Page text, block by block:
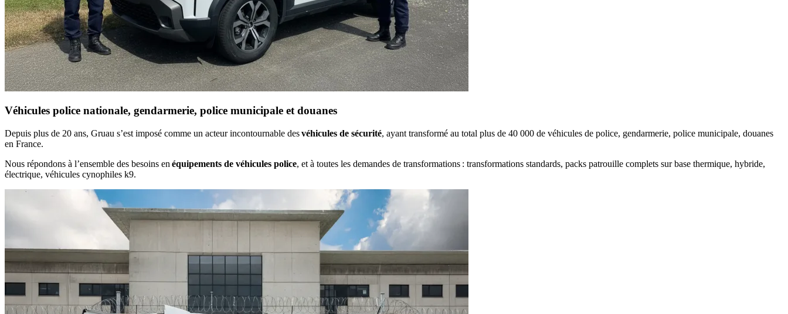
Véhicules police nationale, gendarmerie, police municipale et douanes
Depuis plus de 20 ans, Gruau s’est imposé comme un acteur incontournable desvéhicules de sécurité, ayant transformé au total plus de 40 000 de véhicules de police, gendarmerie, police municipale, douanes
en France.
Nous répondons à l’ensemble des besoins en équipements de véhicules police, et à toutes les demandes de transformations : transformations standards, packs patrouille complets sur base thermique, hybride,
électrique, véhicules cynophiles k9.